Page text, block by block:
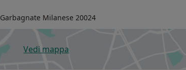
Garbagnate Milanese 20024
Vedi mappasi apre in una nuova scheda